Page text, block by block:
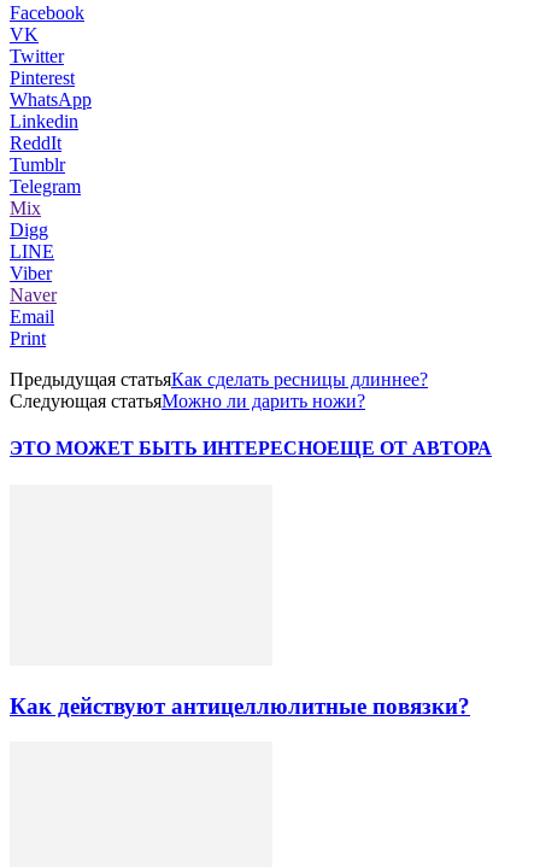
Facebook
VK
Twitter
Pinterest
WhatsApp
Linkedin
ReddIt
Tumblr
Telegram
Mix
Digg
LINE
Viber
Naver
Email
Print
Предыдущая статьяКак сделать ресницы длиннее?
Следующая статьяМожно ли дарить ножи?
ЭТО МОЖЕТ БЫТЬ ИНТЕРЕСНОЕЩЕ ОТ АВТОРА
Как действуют антицеллюлитные повязки?